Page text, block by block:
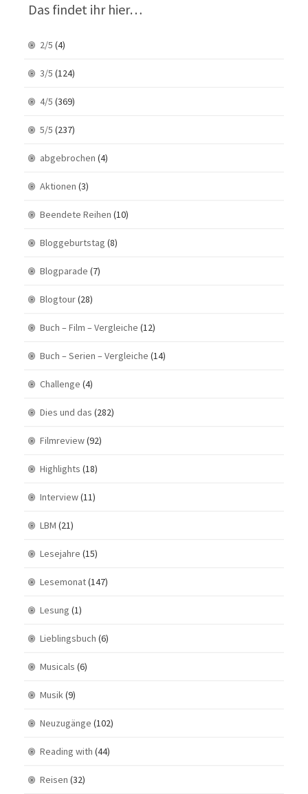
Das findet ihr hier…
2/5 (4)
3/5 (124)
4/5 (369)
5/5 (237)
abgebrochen (4)
Aktionen (3)
Beendete Reihen (10)
Bloggeburtstag (8)
Blogparade (7)
Blogtour(28)
Buch – Film – Vergleiche (12)
Buch – Serien – Vergleiche (14)
Challenge (4)
Dies und das (282)
Filmreview(92)
Highlights (18)
Interview(11)
LBM (21)
Lesejahre (15)
Lesemonat(147)
Lesung (1)
Lieblingsbuch (6)
Musicals (6)
Musik(9)
Neuzugänge (102)
Reading with (44)
Reisen (32)